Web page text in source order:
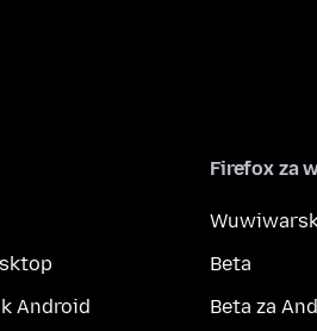
Android
Firefox za
Beta
Beta za